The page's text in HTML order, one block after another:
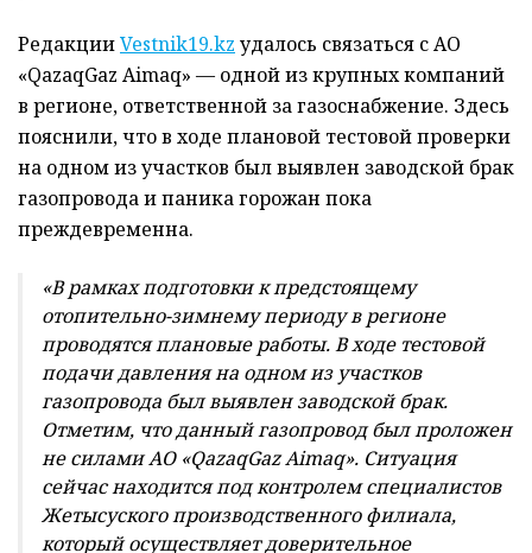
РедакцииVestnik19.kz удалось связаться с АО
«QazaqGaz Aimaq» — одной из крупных компаний
в регионе, ответственной за газоснабжение. Здесь
пояснили, что в ходе плановой тестовой проверки
на одном из участков был выявлен заводской брак
газопровода и паника горожан пока
преждевременна.
«В рамках подготовки к предстоящему
отопительно-зимнему периоду в регионе
проводятся плановые работы. В ходе тестовой
подачи давления на одном из участков
газопровода был выявлен заводской брак.
Отметим, что данный газопровод был проложен
не силами АО «QazaqGaz Aimaq». Ситуация
сейчас находится под контролем специалистов
Жетысуского производственного филиала,
который осуществляет доверительное